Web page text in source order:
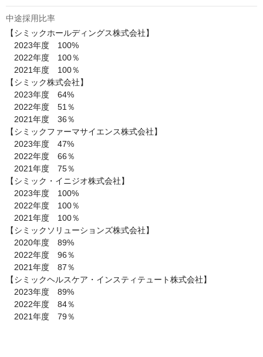
中途採用比率
【シミックホールディングス株式会社】
2023年度　100%
2022年度　100％
2021年度　100％
【シミック株式会社】
2023年度　64%
2022年度　51％
2021年度　36％
【シミックファーマサイエンス株式会社】
2023年度　47%
2022年度　66％
2021年度　75％
【シミック・イニジオ株式会社】
2023年度　100%
2022年度　100％
2021年度　100％
【シミックソリューションズ株式会社】
2020年度　89%
2022年度　96％
2021年度　87％
【シミックヘルスケア・インスティテュート株式会社】
2023年度　89%
2022年度　84％
2021年度　79％